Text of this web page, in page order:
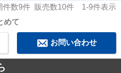
件数9件 販売数10件 1-9件表示
めて
お問い合わせ